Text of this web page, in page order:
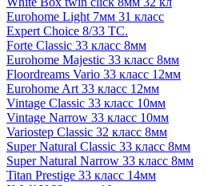
Eurohome Light 7мм 31 класс
Expert Choice 8/33 TC.
Forte Classic 33 класс 8мм
Eurohome Majestic 33 класс 8мм
Floordreams Vario 33 класс 12мм
Eurohome Art 33 класс 12мм
Vintage Classic 33 класс 10мм
Vintage Narrow 33 класс 10мм
Variostep Classic 32 класс 8мм
Super Natural Classic 33 класс 8мм
Super Natural Narrow 33 класс 8мм
Titan Prestige 33 класс 14мм